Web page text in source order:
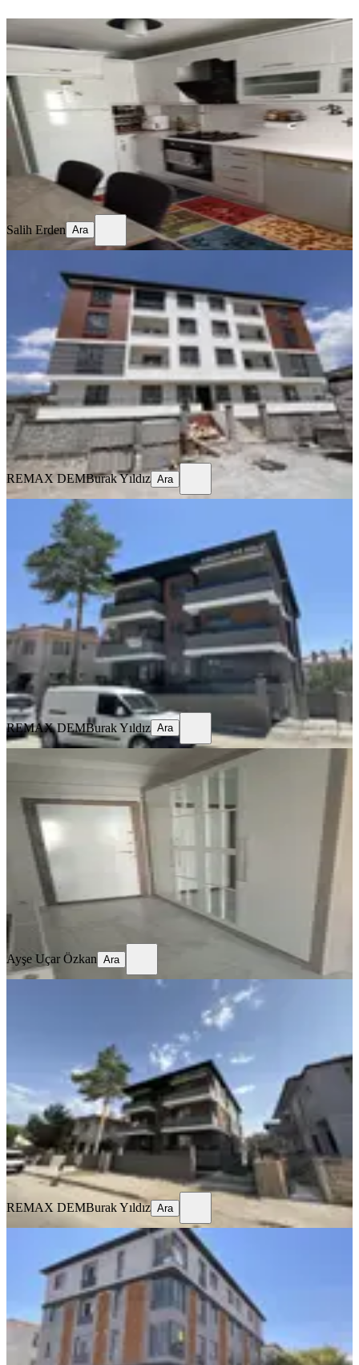
YENİ
Temiz Bakımlı Daire
Merkez, Mimar Sinan Mahallesi
·130 m² Kot 1·06.08.2026
17.750 ₺
Salih Erden
Salih Erden Ara
Remax Dem'den Cumhuriyet Mah.
2+1 Kiralık Daire
Merkez, Başbağlar Mahallesi
2+1·90 m²·1. Kat 04.08.2026
19.500 ₺
REMAX DEMBurak Yıldız
REMAX DEMBurak Yıldız Ara
Remax Dem'den Halitpaşa Mah. 1+1
Kiralık Daire
Merkez, Halitpaşa Mahallesi
1+1·65 m² 2. Kat·04.08.2026
16.500 ₺
REMAX DEM Burak Yıldız
Ara
REMAX DEMBurak Yıldız Ara
4,5+1 Temiz Lüks Daire
Merkez, Demirkent Mahallesi
4.5+1·
32.000 ₺
Ayşe Uçar Özkan
Ayşe Uçar Özkan Ara
Remax Dem'den Merkezi Konumda
Eşyalı Lüks Kiralık 1+1 Daire
Merkez, Halitpaşa Mahallesi
1+1
· 50 m²·2. Kat·31.07.2026
23.000 ₺
REMAX DEMBurak Yıldız
Ara
REMAX DEMBurak Yıldız Ara
Remax Dem'den İnönü Mah.yerden
Isıtmalı Kiralık 2+0 Lüx Daireler
Merkez, İnönü Mahallesi
2+0
70 m² 3. Kat· 29.07.2026
25.000 ₺